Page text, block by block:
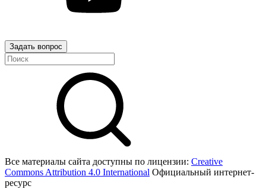
Задать вопрос
Все материалы сайта доступны по лицензии: Creative
Commons Attribution 4.0 International Официальный интернет-
ресурс